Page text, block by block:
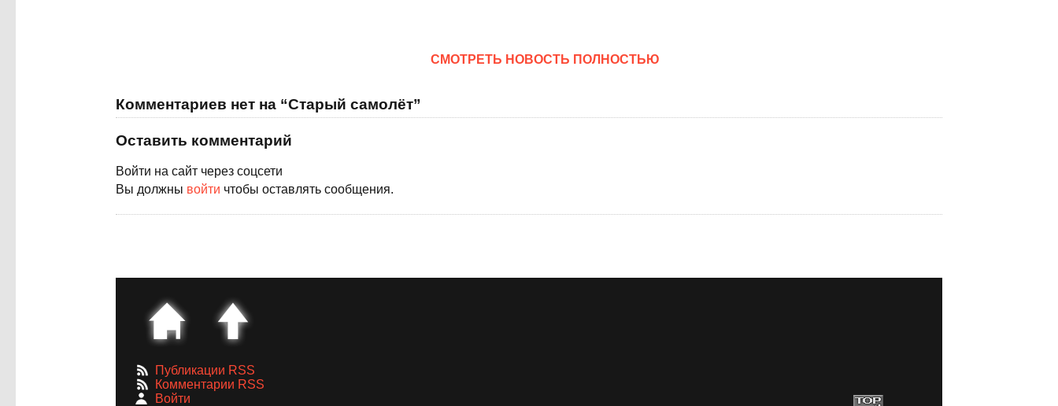
CМОТРЕТЬ НОВОСТЬ ПОЛНОСТЬЮ
Комментариев нет на “Старый самолёт”
Оставить комментарий
Войти на сайт через соцсети
Вы должны войти чтобы оставлять сообщения.
Публикации RSS
Комментарии RSS
Войти